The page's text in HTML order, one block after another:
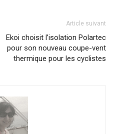
Article suivant
Ekoi choisit l’isolation Polartec
pour son nouveau coupe-vent
thermique pour les cyclistes